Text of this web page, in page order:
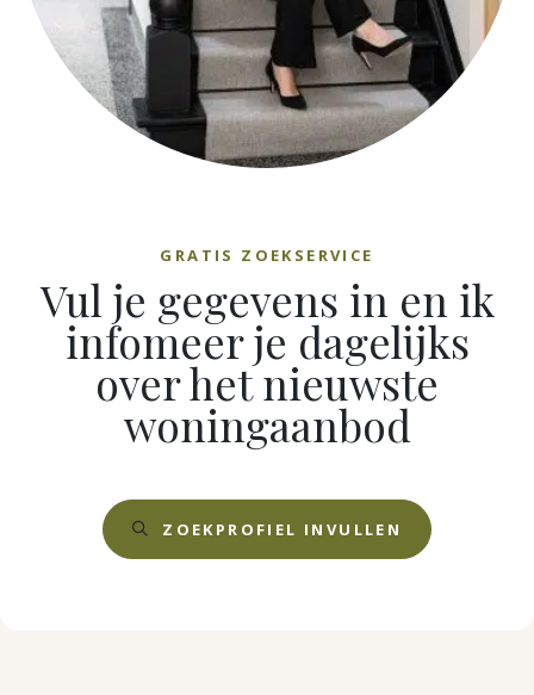
GRATIS ZOEKSERVICE
Vul je gegevens in en ik
infomeer je dagelijks
over het nieuwste
woningaanbod
ZOEKPROFIEL INVULLEN